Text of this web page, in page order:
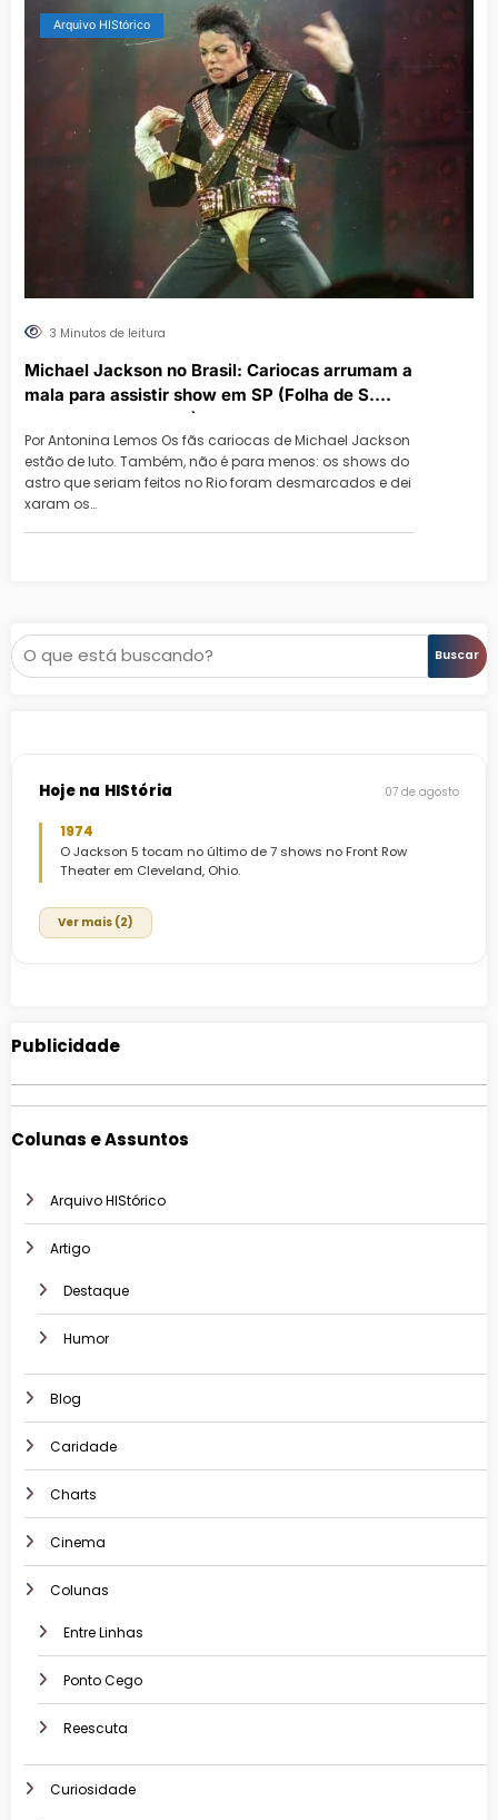
Arquivo HIStórico
3 Minutos de leitura
Michael Jackson no Brasil: Cariocas arrumam a
mala para assistir show em SP (Folha de S.
Paulo, Outubro 1993)
Por Antonina Lemos Os fãs cariocas de Michael Jackson
estão de luto. Também, não é para menos: os shows do
astro que seriam feitos no Rio foram desmarcados e dei
xaram os…
Pesquisar Buscar
Hoje na HIStória 07 de agosto
1974
O Jackson 5 tocam no último de 7 shows no Front Row
Theater em Cleveland, Ohio.
Ver mais (2)
Publicidade
Colunas e Assuntos
Arquivo HIStórico
Artigo
Destaque
Humor
Blog
Caridade
Charts
Cinema
Colunas
Entre Linhas
Ponto Cego
Reescuta
Curiosidade